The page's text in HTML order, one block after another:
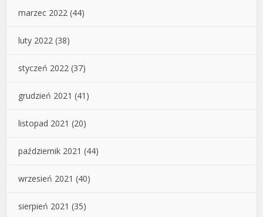
marzec 2022 (44)
luty 2022 (38)
styczeń 2022 (37)
grudzień 2021 (41)
listopad 2021 (20)
październik 2021 (44)
wrzesień 2021 (40)
sierpień 2021 (35)